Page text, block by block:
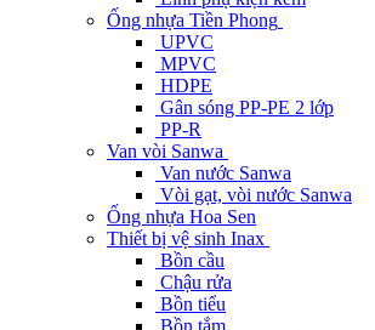
Ống nhựa Tiền Phong
UPVC
MPVC
HDPE
Gân sóng PP-PE 2 lớp
PP-R
Van vòi Sanwa
Van nước Sanwa
Vòi gạt, vòi nước Sanwa
Ống nhựa Hoa Sen
Thiết bị vệ sinh Inax
Bồn cầu
Chậu rửa
Bồn tiểu
Bồn tắm